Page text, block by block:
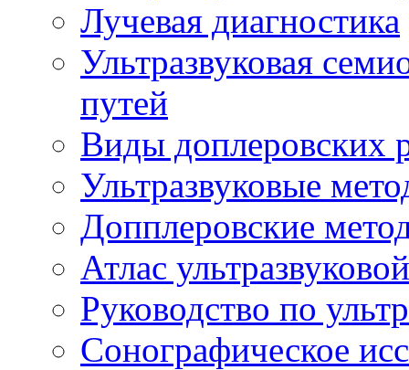
Лучевая диагностика
Ультразвуковая
путей
Виды доплеровских
Ультразвуковые
Допплеровские
Атлас
Руководство по
Сонографическое